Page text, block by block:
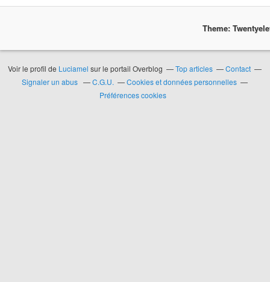
Theme:
Voir le profil de Luciamel sur le portail Overblog Top articles
Contact
Signaler un abus
C.G.U.
Cookies et données personnelles
Préférences cookies